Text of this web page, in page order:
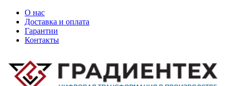
О нас
Доставка и оплата
Гарантии
Контакты